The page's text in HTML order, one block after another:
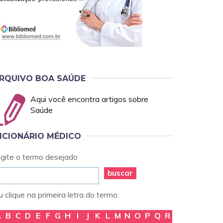
BOA SAÚDE
Aqui você encontra artigos sobre
Saúde
MÉDICO
o termo desejado
buscar
clique na primeira letra do termo:
B C D E F G H I J K L M N O P Q R